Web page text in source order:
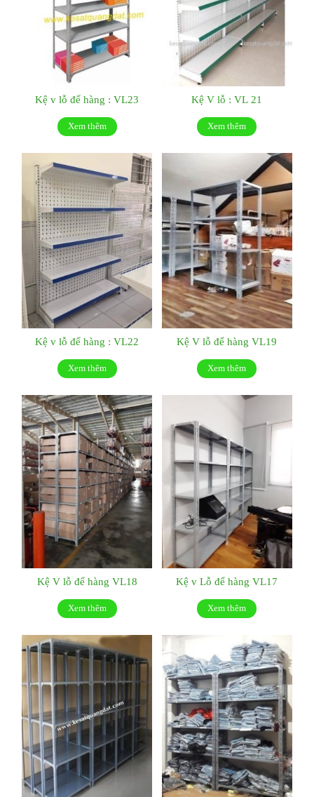
Kệ v lỗ để hàng : VL23
Xem thêm
Kệ V lỗ : VL 21
Xem thêm
Kệ v lỗ để hàng : VL22
Xem thêm
Kệ V lỗ để hàng VL19
Xem thêm
Kệ V lỗ để hàng VL18
Xem thêm
Kệ v Lỗ để hàng VL17
Xem thêm